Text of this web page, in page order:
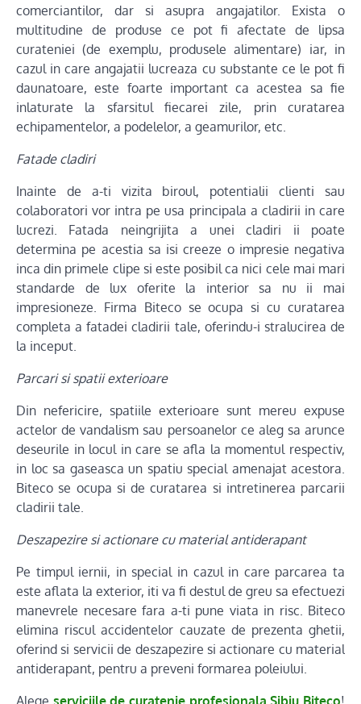
comerciantilor, dar si asupra angajatilor. Exista o
multitudine de produse ce pot fi afectate de lipsa
curateniei (de exemplu, produsele alimentare) iar, in
cazul in care angajatii lucreaza cu substante ce le pot fi
daunatoare, este foarte important ca acestea sa fie
inlaturate la sfarsitul fiecarei zile, prin curatarea
echipamentelor, a podelelor, a geamurilor, etc.
Fatade cladiri
Inainte de a-ti vizita biroul, potentialii clienti sau
colaboratori vor intra pe usa principala a cladirii in care
lucrezi. Fatada neingrijita a unei cladiri ii poate
determina pe acestia sa isi creeze o impresie negativa
inca din primele clipe si este posibil ca nici cele mai mari
standarde de lux oferite la interior sa nu ii mai
impresioneze. Firma Biteco se ocupa si cu curatarea
completa a fatadei cladirii tale, oferindu-i stralucirea de
la inceput.
Parcari si spatii exterioare
Din nefericire, spatiile exterioare sunt mereu expuse
actelor de vandalism sau persoanelor ce aleg sa arunce
deseurile in locul in care se afla la momentul respectiv,
in loc sa gaseasca un spatiu special amenajat acestora.
Biteco se ocupa si de curatarea si intretinerea parcarii
cladirii tale.
Deszapezire si actionare cu material antiderapant
Pe timpul iernii, in special in cazul in care parcarea ta
este aflata la exterior, iti va fi destul de greu sa efectuezi
manevrele necesare fara a-ti pune viata in risc. Biteco
elimina riscul accidentelor cauzate de prezenta ghetii,
oferind si servicii de deszapezire si actionare cu material
antiderapant, pentru a preveni formarea poleiului.
Alege serviciile de curatenie profesionala Sibiu Biteco!